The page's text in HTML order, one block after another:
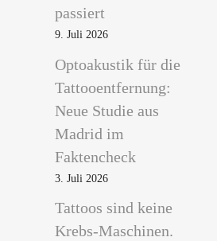
passiert
9. Juli 2026
Optoakustik für die
Tattooentfernung:
Neue Studie aus
Madrid im
Faktencheck
3. Juli 2026
Tattoos sind keine
Krebs-Maschinen.